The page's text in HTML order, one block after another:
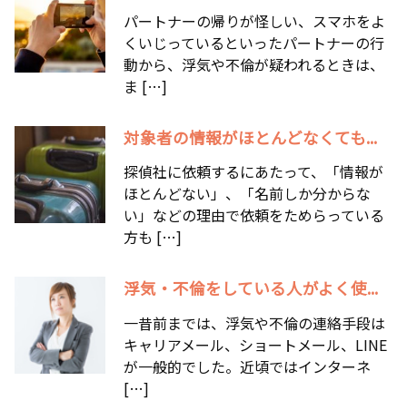
パートナーの帰りが怪しい、スマホをよ
くいじっているといったパートナーの行
動から、浮気や不倫が疑われるときは、
ま […]
対象者の情報がほとんどなくても...
探偵社に依頼するにあたって、「情報が
ほとんどない」、「名前しか分からな
い」などの理由で依頼をためらっている
方も […]
浮気・不倫をしている人がよく使...
一昔前までは、浮気や不倫の連絡手段は
キャリアメール、ショートメール、LINE
が一般的でした。近頃ではインターネ
[…]